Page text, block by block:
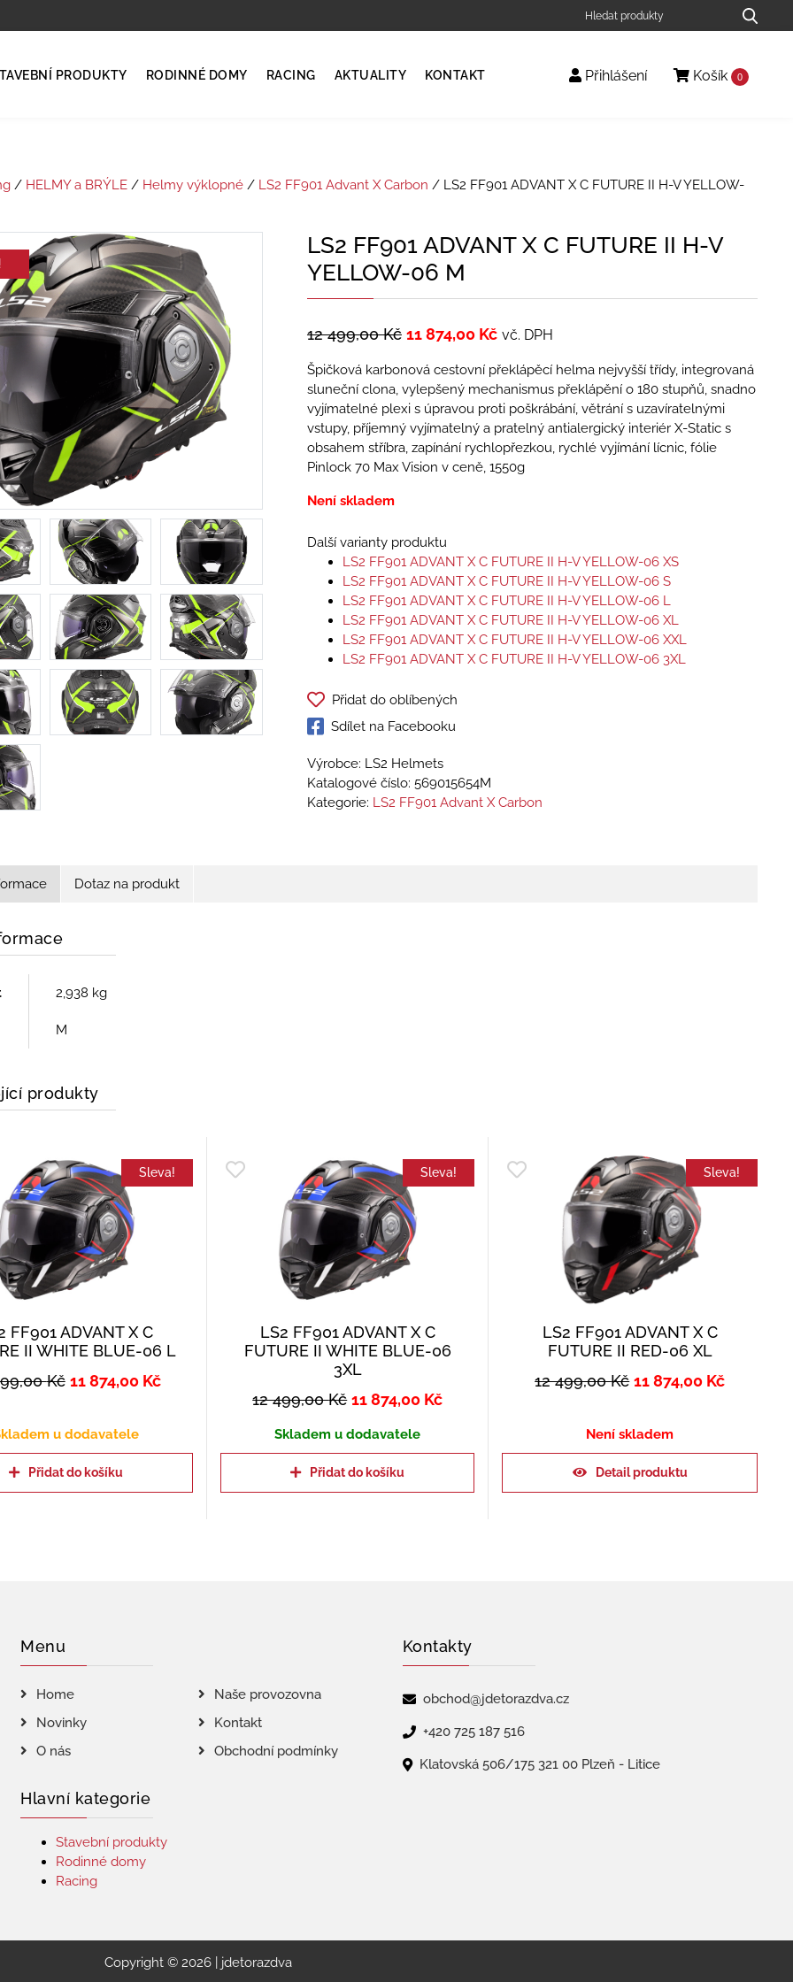
PRODUKTY RODINNÉ DOMY RACING AKTUALITY KONTAKT Přihlášení Košík 0
/ HELMY a BRÝLE/ Helmy výklopné/ LS2 FF901 Advant X Carbon / LS2 FF901 ADVANT X C FUTURE II H-V YELLOW-
LS2 FF901 ADVANT X C FUTURE II H-V
YELLOW-06 M
12 499,00Kč 11 874,00 Kč vč. DPH
Špičková karbonová cestovní překlápěcí helma nejvyšší třídy, integrovaná
sluneční clona, vylepšený mechanismus překlápění o 180 stupňů, snadno
vyjímatelné plexi s úpravou proti poškrábání, větrání s uzavíratelnými
vstupy, příjemný vyjímatelný a pratelný antialergický interiér X-Static s
obsahem stříbra, zapínání rychlopřezkou, rychlé vyjímání lícnic, fólie
Pinlock 70 Max Vision v ceně, 1550g
Není skladem
Další varianty produktu
LS2 FF901 ADVANT X C FUTURE II H-V YELLOW-06 XS
LS2 FF901 ADVANT X C FUTURE II H-V YELLOW-06 S
LS2 FF901 ADVANT X C FUTURE II H-V YELLOW-06 L
LS2 FF901 ADVANT X C FUTURE II H-V YELLOW-06 XL
LS2 FF901 ADVANT X C FUTURE II H-V YELLOW-06 XXL
LS2 FF901 ADVANT X C FUTURE II H-V YELLOW-06 3XL
Přidat do oblíbených
Sdílet na Facebooku
Výrobce: LS2 Helmets
Katalogové číslo: 569015654M
Kategorie: LS2 FF901 Advant X Carbon
Dotaz na produkt
2,938 kg
M
produkty
Sleva!
FF901 ADVANT X C
II WHITE BLUE-06 L
Kč 11 874,00 Kč
u dodavatele
Přidat do košíku
Sleva!
LS2 FF901 ADVANT X C
FUTURE II WHITE BLUE-06
3XL
12 499,00Kč 11 874,00 Kč
Skladem u dodavatele
Přidat do košíku
Sleva!
LS2 FF901 ADVANT X C
FUTURE II RED-06 XL
12 499,00Kč 11 874,00 Kč
Není skladem
Detail produktu
Menu
Home
Naše provozovna
Novinky
Kontakt
O nás
Obchodní podmínky
Hlavní kategorie
Stavební produkty
Rodinné domy
Racing
Kontakty
obchod@jdetorazdva.cz
+420 725 187 516
Klatovská 506/175 321 00 Plzeň - Litice
Copyright © 2026 | jdetorazdva